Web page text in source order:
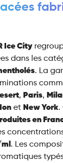
Ice City
dans les
. La
, Paris,
et New York.
en
. Les